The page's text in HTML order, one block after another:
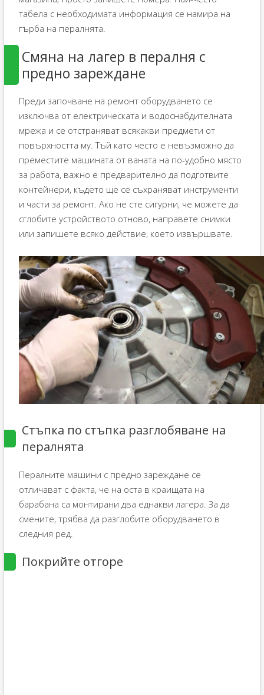
табела с необходимата информация се намира на
гърба на пералнята.
Смяна на лагер в пералня с
предно зареждане
Преди започване на ремонт оборудването се
изключва от електрическата и водоснабдителната
мрежа и се отстраняват всякакви предмети от
повърхността му. Тъй като често е невъзможно да
преместите машината от ваната на по-удобно място
за работа, важно е предварително да подготвите
контейнери, където ще се съхраняват инструменти
и части за ремонт. Ако не сте сигурни, че можете да
сглобите устройството отново, направете снимки
или запишете всяко действие, което извършвате.
Стъпка по стъпка разглобяване на
пералнята
Пералните машини с предно зареждане се
отличават с факта, че на оста в краищата на
барабана са монтирани два еднакви лагера. За да
смените, трябва да разглобите оборудването в
следния ред.
Покрийте отгоре